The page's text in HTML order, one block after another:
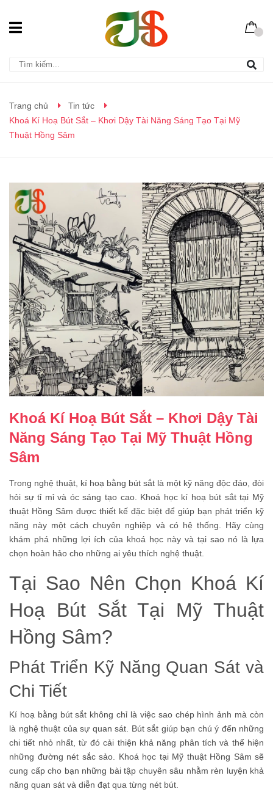
Trang chủ
Tin tức
Khoá Kí Hoạ Bút Sắt – Khơi Dậy Tài Năng Sáng Tạo Tại Mỹ
Thuật Hồng Sâm
Khoá Kí Hoạ Bút Sắt – Khơi Dậy Tài
Năng Sáng Tạo Tại Mỹ Thuật Hồng
Sâm
Trong nghệ thuật, kí hoạ bằng bút sắt là một kỹ năng độc đáo, đòi
hỏi sự tỉ mỉ và óc sáng tạo cao. Khoá học kí hoạ bút sắt tại Mỹ
thuật Hồng Sâm được thiết kế đặc biệt để giúp bạn phát triển kỹ
năng này một cách chuyên nghiệp và có hệ thống. Hãy cùng
khám phá những lợi ích của khoá học này và tại sao nó là lựa
chọn hoàn hảo cho những ai yêu thích nghệ thuật.
Tại Sao Nên Chọn Khoá Kí
Hoạ Bút Sắt Tại Mỹ Thuật
Hồng Sâm?
Phát Triển Kỹ Năng Quan Sát và
Chi Tiết
Kí hoạ bằng bút sắt không chỉ là việc sao chép hình ảnh mà còn
là nghệ thuật của sự quan sát. Bút sắt giúp bạn chú ý đến những
chi tiết nhỏ nhất, từ đó cải thiện khả năng phân tích và thể hiện
những đường nét sắc sảo. Khoá học tại Mỹ thuật Hồng Sâm sẽ
cung cấp cho bạn những bài tập chuyên sâu nhằm rèn luyện khả
năng quan sát và diễn đạt qua từng nét bút.